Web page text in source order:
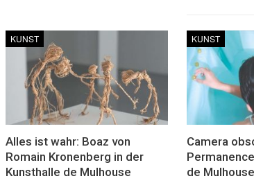
KUNST
Alles ist wahr: Boaz von
Romain Kronenberg in der
Kunsthalle de Mulhouse
KUNST
Camera
de Mulhouse